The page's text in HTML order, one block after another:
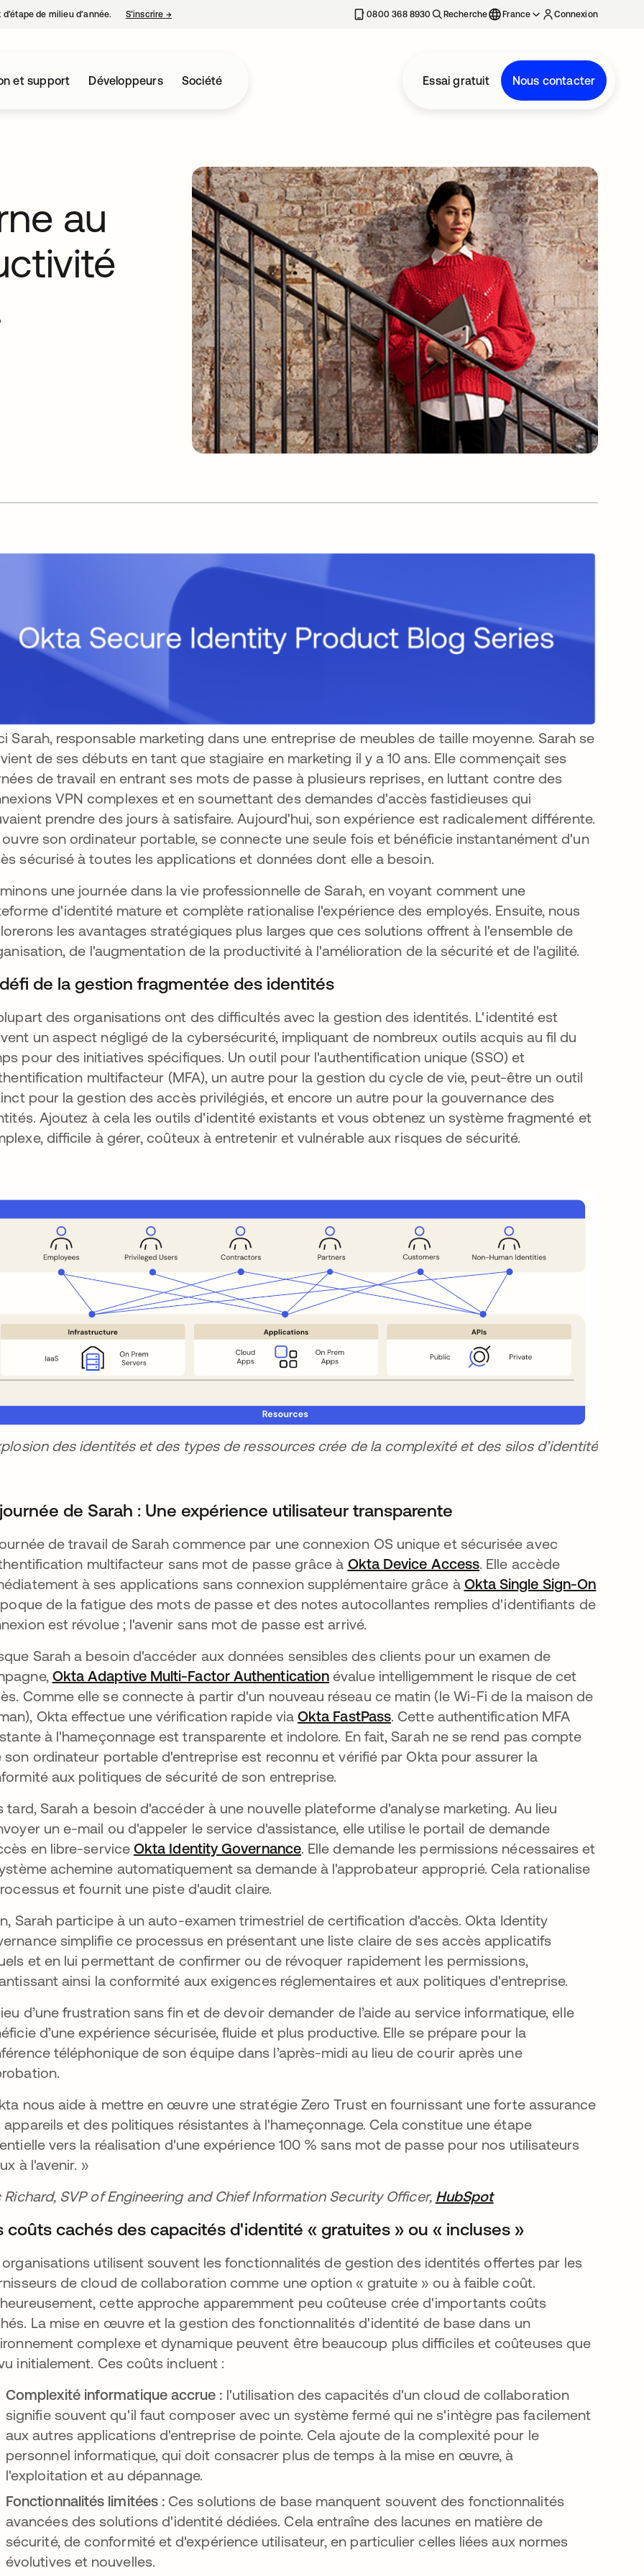
de milieu d’année. S’inscrire →s’ouvre dans un nouvel onglet 0800 368 8930 Recherche France Connexion
et support Développeurs Société Essai gratuit Nous contacter
au
Sarah, responsable marketing dans une entreprise de meubles de taille moyenne. Sarah se
de ses débuts en tant que stagiaire en marketing il y a 10 ans. Elle commençait ses
de travail en entrant ses mots de passe à plusieurs reprises, en luttant contre des
VPN complexes et en soumettant des demandes d'accès fastidieuses qui
prendre des jours à satisfaire. Aujourd'hui, son expérience est radicalement différente.
ouvre son ordinateur portable, se connecte une seule fois et bénéficie instantanément d'un
sécurisé à toutes les applications et données dont elle a besoin.
une journée dans la vie professionnelle de Sarah, en voyant comment une
d'identité mature et complète rationalise l'expérience des employés. Ensuite, nous
les avantages stratégiques plus larges que ces solutions offrent à l'ensemble de
de l'augmentation de la productivité à l'amélioration de la sécurité et de l'agilité.
de la gestion fragmentée des identités
des organisations ont des difficultés avec la gestion des identités. L'identité est
un aspect négligé de la cybersécurité, impliquant de nombreux outils acquis au fil du
pour des initiatives spécifiques. Un outil pour l'authentification unique (SSO) et
multifacteur (MFA), un autre pour la gestion du cycle de vie, peut-être un outil
pour la gestion des accès privilégiés, et encore un autre pour la gouvernance des
Ajoutez à cela les outils d'identité existants et vous obtenez un système fragmenté et
difficile à gérer, coûteux à entretenir et vulnérable aux risques de sécurité.
des identités et des types de ressources crée de la complexité et des silos d’identité
de Sarah : Une expérience utilisateur transparente
de travail de Sarah commence par une connexion OS unique et sécurisée avec
multifacteur sans mot de passe grâce à Okta Device Accesss’ouvre dans un nouvel
. Elle accède
à ses applications sans connexion supplémentaire grâce à Okta Single Sign-On
dans un nouvel onglet
de la fatigue des mots de passe et des notes autocollantes remplies d'identifiants de
est révolue ; l'avenir sans mot de passe est arrivé.
Sarah a besoin d'accéder aux données sensibles des clients pour un examen de
Okta Adaptive Multi-Factor Authentication s’ouvre dans un nouvel onglet
évalue intelligemment le risque de cet
Comme elle se connecte à partir d'un nouveau réseau ce matin (le Wi-Fi de la maison de
Okta effectue une vérification rapide via Okta FastPasss’ouvre dans un nouvel onglet
. Cette authentification MFA
à l'hameçonnage est transparente et indolore. En fait, Sarah ne se rend pas compte
son ordinateur portable d'entreprise est reconnu et vérifié par Okta pour assurer la
aux politiques de sécurité de son entreprise.
tard, Sarah a besoin d'accéder à une nouvelle plateforme d'analyse marketing. Au lieu
un e-mail ou d'appeler le service d'assistance, elle utilise le portail de demande
en libre-serviceOkta Identity Governances’ouvre dans un nouvel onglet
. Elle demande les permissions nécessaires et
achemine automatiquement sa demande à l'approbateur approprié. Cela rationalise
et fournit une piste d'audit claire.
Sarah participe à un auto-examen trimestriel de certification d'accès. Okta Identity
simplifie ce processus en présentant une liste claire de ses accès applicatifs
et en lui permettant de confirmer ou de révoquer rapidement les permissions,
ainsi la conformité aux exigences réglementaires et aux politiques d'entreprise.
d’une frustration sans fin et de devoir demander de l’aide au service informatique, elle
d’une expérience sécurisée, fluide et plus productive. Elle se prépare pour la
téléphonique de son équipe dans l’après-midi au lieu de courir après une
nous aide à mettre en œuvre une stratégie Zero Trust en fournissant une forte assurance
appareils et des politiques résistantes à l'hameçonnage. Cela constitue une étape
vers la réalisation d'une expérience 100 % sans mot de passe pour nos utilisateurs
à l'avenir. »
Richard, SVP of Engineering and Chief Information Security Officer, HubSpots’ouvre dans un
coûts cachés des capacités d'identité « gratuites » ou « incluses »
organisations utilisent souvent les fonctionnalités de gestion des identités offertes par les
de cloud de collaboration comme une option « gratuite » ou à faible coût.
cette approche apparemment peu coûteuse crée d'importants coûts
La mise en œuvre et la gestion des fonctionnalités d'identité de base dans un
complexe et dynamique peuvent être beaucoup plus difficiles et coûteuses que
initialement. Ces coûts incluent :
Complexité informatique accrue : l'utilisation des capacités d'un cloud de collaboration
signifie souvent qu'il faut composer avec un système fermé qui ne s'intègre pas facilement
aux autres applications d'entreprise de pointe. Cela ajoute de la complexité pour le
personnel informatique, qui doit consacrer plus de temps à la mise en œuvre, à
l'exploitation et au dépannage.
Fonctionnalités limitées : Ces solutions de base manquent souvent des fonctionnalités
avancées des solutions d'identité dédiées. Cela entraîne des lacunes en matière de
sécurité, de conformité et d'expérience utilisateur, en particulier celles liées aux normes
évolutives et nouvelles.